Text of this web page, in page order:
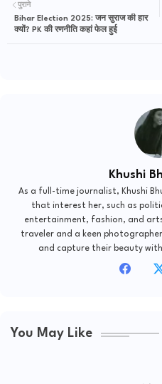
पुराने
Bihar Election 2025: जन सुराज की हार
क्यों? PK की रणनीति कहां फेल हुई
Khushi
As a full-time journalist, Khushi
that interest her, such as
entertainment, fashion, and
traveler and a keen
and capture their beauty
You May Like